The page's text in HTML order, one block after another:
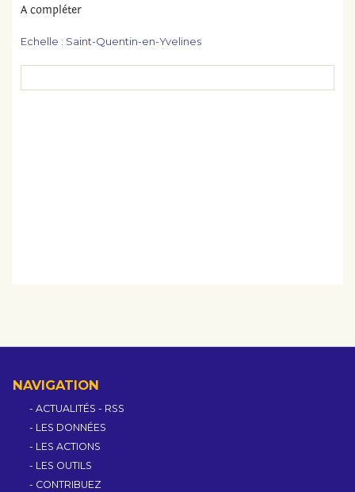
A compléter
Echelle : Saint-Quentin-en-Yvelines
NAVIGATION
ACTUALITÉS - RSS
LES DONNÉES
LES ACTIONS
LES OUTILS
CONTRIBUEZ